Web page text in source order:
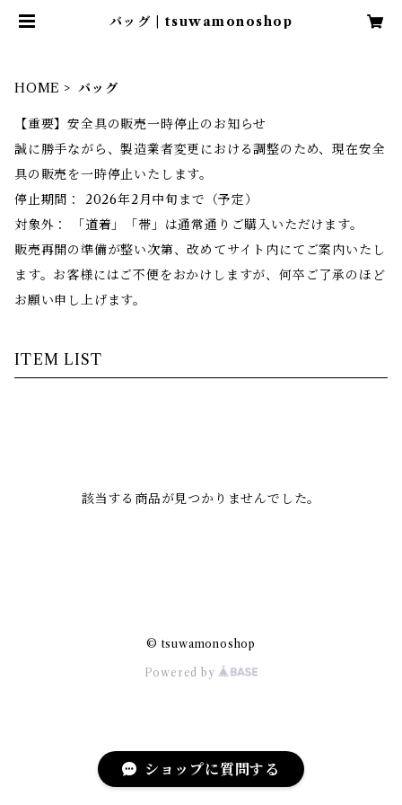
バッグ | tsuwamonoshop
HOME バッグ
【重要】安全具の販売一時停止のお知らせ
誠に勝手ながら、製造業者変更における調整のため、現在安全
具の販売を一時停止いたします。
停止期間： 2026年2月中旬まで（予定）
対象外： 「道着」「帯」は通常通りご購入いただけます。
販売再開の準備が整い次第、改めてサイト内にてご案内いたし
ます。お客様にはご不便をおかけしますが、何卒ご了承のほど
お願い申し上げます。
ITEM LIST
該当する商品が見つかりませんでした。
© tsuwamonoshop
Powered by
ショップに質問する